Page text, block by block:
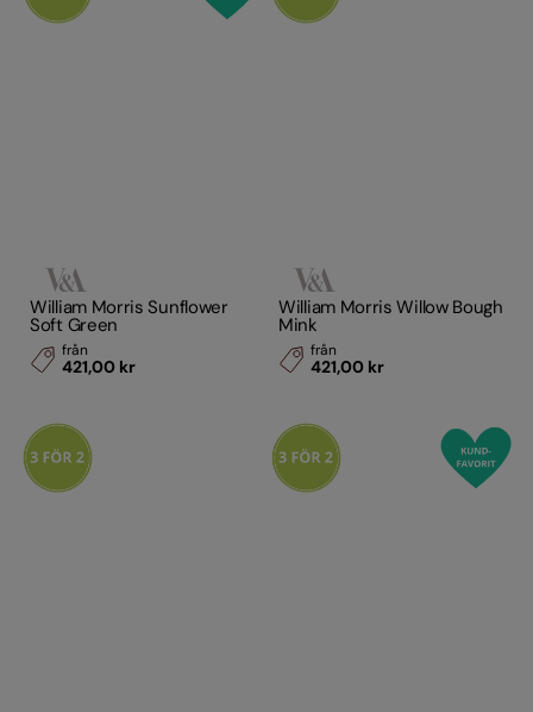
William Morris Sunflower
Soft Green
från
421,00 kr
William Morris Willow Bough
Mink
från
421,00 kr